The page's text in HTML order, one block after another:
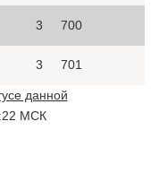
3 700
3 701
данной
МСК